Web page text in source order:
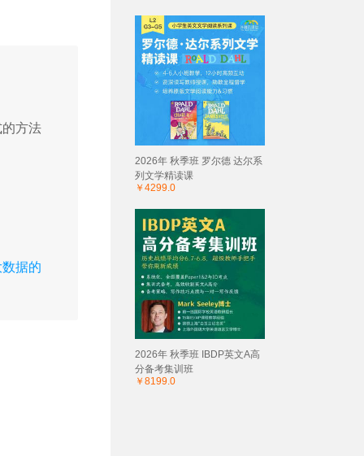
方法
据的
2026年 秋季班 罗尔德 达尔系
列文学精读课
￥4299.0
2026年 秋季班 IBDP英文A高
分备考集训班
￥8199.0